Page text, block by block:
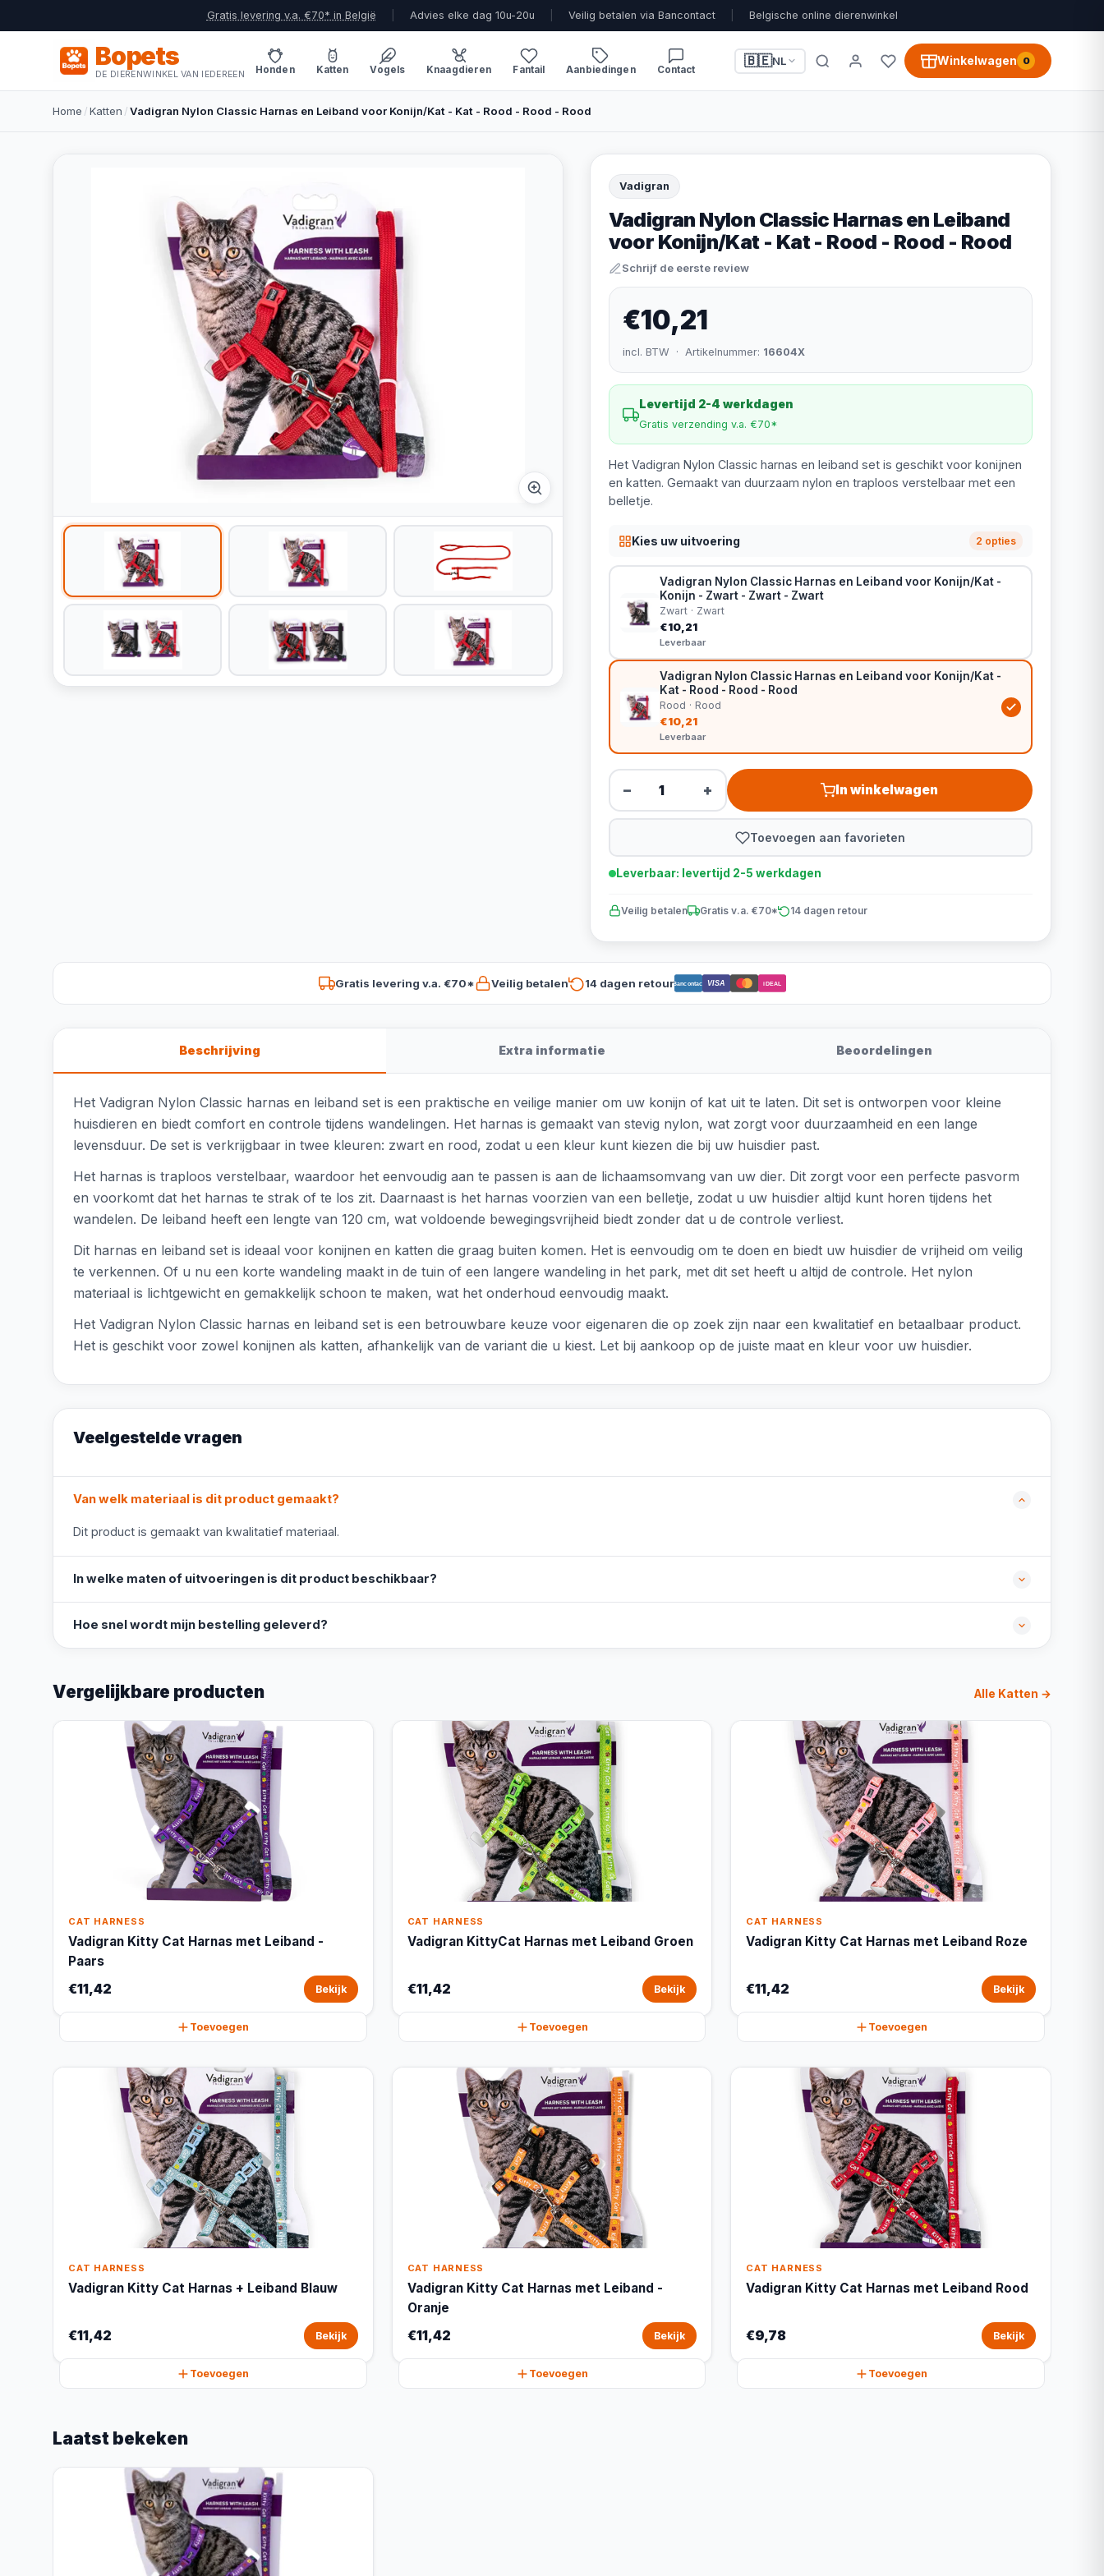
Gratis levering v.a. €70* in België Advies elke dag 10u-20u Veilig betalen via Bancontact Belgische online dierenwinkel
Bopets
DE DIERENWINKEL VAN IEDEREEN Honden Katten Vogels Knaagdieren Fantail Aanbiedingen Contact
🇧🇪NL Winkelwagen 0
Home /Katten /Vadigran Nylon Classic Harnas en Leiband voor Konijn/Kat - Kat - Rood - Rood - Rood
Vadigran
Vadigran Nylon Classic Harnas en Leiband
voor Konijn/Kat - Kat - Rood - Rood - Rood
Schrijf de eerste review
€10,21
incl. BTW · Artikelnummer: 16604X
Levertijd 2-4 werkdagen
Gratis verzending v.a. €70*
Het Vadigran Nylon Classic harnas en leiband set is geschikt voor konijnen
en katten. Gemaakt van duurzaam nylon en traploos verstelbaar met een
belletje.
Kies uw uitvoering 2 opties
Vadigran Nylon Classic Harnas en Leiband voor Konijn/Kat -
Konijn - Zwart - Zwart - Zwart
Zwart · Zwart
€10,21
Leverbaar
Vadigran Nylon Classic Harnas en Leiband voor Konijn/Kat -
Kat - Rood - Rood - Rood
Rood · Rood
€10,21
Leverbaar
− + In winkelwagen
Toevoegen aan favorieten
Leverbaar: levertijd 2-5 werkdagen
Veilig betalen Gratis v.a. €70* 14 dagen retour
Gratis levering v.a. €70* Veilig betalen 14 dagen retourBancontact VISA iDEAL
Beschrijving Extra informatie Beoordelingen
Het Vadigran Nylon Classic harnas en leiband set is een praktische en veilige manier om uw konijn of kat uit te laten. Dit set is ontworpen voor kleine
huisdieren en biedt comfort en controle tijdens wandelingen. Het harnas is gemaakt van stevig nylon, wat zorgt voor duurzaamheid en een lange
levensduur. De set is verkrijgbaar in twee kleuren: zwart en rood, zodat u een kleur kunt kiezen die bij uw huisdier past.
Het harnas is traploos verstelbaar, waardoor het eenvoudig aan te passen is aan de lichaamsomvang van uw dier. Dit zorgt voor een perfecte pasvorm
en voorkomt dat het harnas te strak of te los zit. Daarnaast is het harnas voorzien van een belletje, zodat u uw huisdier altijd kunt horen tijdens het
wandelen. De leiband heeft een lengte van 120 cm, wat voldoende bewegingsvrijheid biedt zonder dat u de controle verliest.
Dit harnas en leiband set is ideaal voor konijnen en katten die graag buiten komen. Het is eenvoudig om te doen en biedt uw huisdier de vrijheid om veilig
te verkennen. Of u nu een korte wandeling maakt in de tuin of een langere wandeling in het park, met dit set heeft u altijd de controle. Het nylon
materiaal is lichtgewicht en gemakkelijk schoon te maken, wat het onderhoud eenvoudig maakt.
Het Vadigran Nylon Classic harnas en leiband set is een betrouwbare keuze voor eigenaren die op zoek zijn naar een kwalitatief en betaalbaar product.
Het is geschikt voor zowel konijnen als katten, afhankelijk van de variant die u kiest. Let bij aankoop op de juiste maat en kleur voor uw huisdier.
Veelgestelde vragen
Van welk materiaal is dit product gemaakt?
Dit product is gemaakt van kwalitatief materiaal.
In welke maten of uitvoeringen is dit product beschikbaar?
Hoe snel wordt mijn bestelling geleverd?
Vergelijkbare producten Alle Katten →
CAT HARNESS
Vadigran Kitty Cat Harnas met Leiband -
Paars
€11,42 Bekijk
Toevoegen
CAT HARNESS
Vadigran KittyCat Harnas met Leiband Groen
€11,42 Bekijk
Toevoegen
CAT HARNESS
Vadigran Kitty Cat Harnas met Leiband Roze
€11,42 Bekijk
Toevoegen
CAT HARNESS
Vadigran Kitty Cat Harnas + Leiband Blauw
€11,42 Bekijk
Toevoegen
CAT HARNESS
Vadigran Kitty Cat Harnas met Leiband -
Oranje
€11,42 Bekijk
Toevoegen
CAT HARNESS
Vadigran Kitty Cat Harnas met Leiband Rood
€9,78 Bekijk
Toevoegen
Laatst bekeken